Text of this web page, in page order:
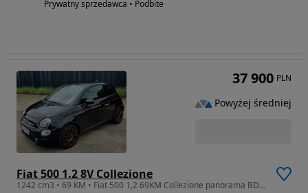
Prywatny sprzedawca • Podbite
Fiat 500 1.2 8V Collezione
1242 cm3 • 69 KM • Fiat 500 1,2 69KM Collezione panorama BDB stan
37 900 PLN
Powyżej średniej